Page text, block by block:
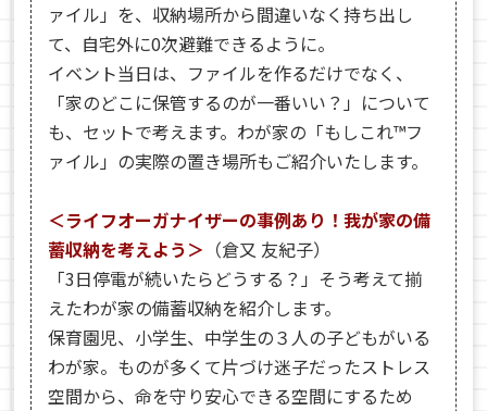
ァイル」を、収納場所から間違いなく持ち出し
て、自宅外に0次避難できるように。
イベント当日は、ファイルを作るだけでなく、
「家のどこに保管するのが一番いい？」について
も、セットで考えます。わが家の「もしこれ™フ
ァイル」の実際の置き場所もご紹介いたします。
＜ライフオーガナイザーの事例あり！我が家の備
蓄収納を考えよう＞ （倉又 友紀子）
「3日停電が続いたらどうする？」そう考えて揃
えたわが家の備蓄収納を紹介します。
保育園児、小学生、中学生の３人の子どもがいる
わが家。ものが多くて片づけ迷子だったストレス
空間から、命を守り安心できる空間にするため